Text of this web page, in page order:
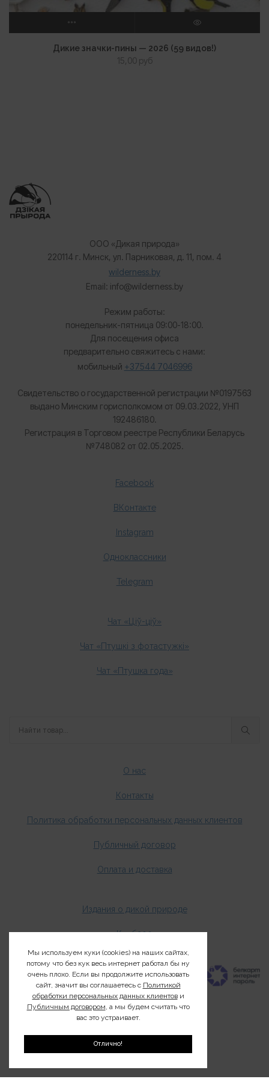
ВЫБЕРИТЕ ПАРАМЕТРЫ ПРОСМОТР
Дикие значки-пины — 2026 (59 видов!)
15,00 руб
ООО «Дикая природа»
220114 г. Минск, ул. Парниковая, д. 11, пом. 4
wilderness.by
Email: info@wilderness.by
Режим работы:
понедельник-пятница 09:00-18:00.
Для посещения офиса
предварительно свяжитесь с нами:
мобильный +37544 7046996
Свидетельство о государственной регистрации №0197563
выдано Минским горисполкомом от 09.03.2022, УНП
192486180.
Регистрация в Торговом реестре Республики Беларусь
№748082 от 02.05.2025.
Facebook
ВКонтакте
Instagram
Одноклассники
Telegram
Чат «Ціў-ціў»
Чат «Птушкі з фотастужкі»
Чат «Птушка года»
О нас
Контакты
Политика обработки персональных данных клиентов
Публичный договор
Оплата и доставка
Издания о дикой природе
Клуб200
Мы используем куки (cookies) на наших сайтах,
потому что без кук весь интернет работал бы ну
очень плохо. Если вы продолжите использовать
сайт, значит вы соглашаетесь с Политикой
обработки персональных данных клиентови
Публичным договором, а мы будем считать что
вас это устраивает.
Отлично!